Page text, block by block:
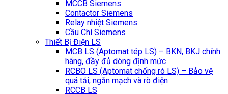
MCCB Siemens
Contactor Siemens
Relay nhiệt Siemens
Cầu Chì Siemens
Thiết Bị Điện LS
MCB LS (Aptomat tép LS) – BKN, BKJ chính
hãng, đầy đủ dòng định mức
RCBO LS (Aptomat chống rò LS) – Bảo vệ
quá tải, ngắn mạch và rò điện
RCCB LS